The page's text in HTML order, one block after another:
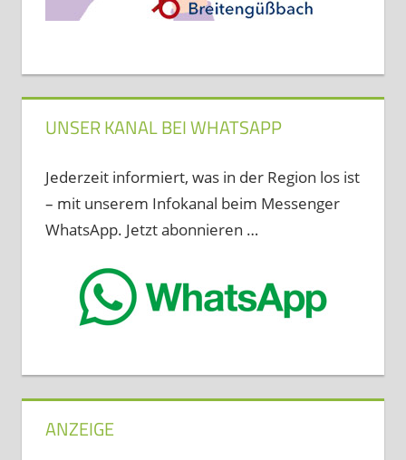
UNSER KANAL BEI WHATSAPP
Jederzeit informiert, was in der Region los ist
– mit unserem Infokanal beim Messenger
WhatsApp. Jetzt abonnieren …
ANZEIGE